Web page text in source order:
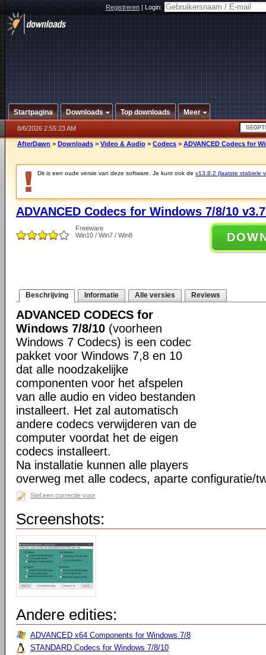
Registreren|Login:
Startpagina Downloads Top downloads Meer
8/6/2026 2:55:23 AM
AfterDawn > Downloads > Video & Audio > Codecs > ADVANCED Codecs for
Dit is een oude versie van deze software. Je kunt ook de v13.8.2 (laatste stabiele
ADVANCED Codecs for Windows 7/8/10
Freeware
Win10 / Win7 / Win8
Beschrijving Informatie Alle versies Reviews
ADVANCED CODECS for
Windows 7/8/10 (voorheen
Windows 7 Codecs) is een codec
pakket voor Windows 7,8 en 10
dat alle noodzakelijke
componenten voor het afspelen
van alle audio en video bestanden
installeert. Het zal automatisch
andere codecs verwijderen van de
computer voordat het de eigen
codecs installeert.
Na installatie kunnen alle players
overweg met alle codecs, aparte configuratie/
Stel een correctie voor
Screenshots:
Andere edities:
ADVANCED x64 Components for Windows 7/8
STANDARD Codecs for Windows 7/8/10